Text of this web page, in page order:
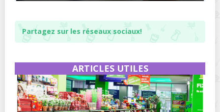
Partagez sur les réseaux sociaux!
ARTICLES UTILES